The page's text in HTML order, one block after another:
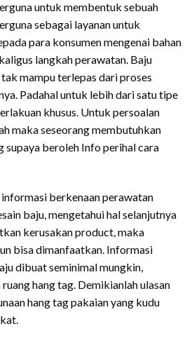
untuk membentuk sebuah
sebagai layanan untuk
para konsumen mengenai bahan
langkah perawatan. Baju
mampu terlepas dari proses
Padahal untuk lebih dari satu tipe
khusus. Untuk persoalan
maka seseorang membutuhkan
supaya beroleh Info perihal cara
berkenaan perawatan
baju, mengetahui hal selanjutnya
kerusakan product, maka
bisa dimanfaatkan. Informasi
dibuat seminimal mungkin,
hang tag. Demikianlah ulasan
hang tag pakaian yang kudu